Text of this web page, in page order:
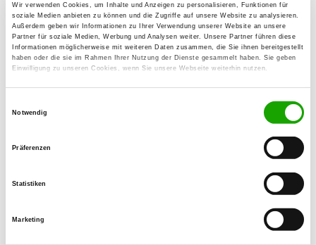
Wir verwenden Cookies, um Inhalte und Anzeigen zu personalisieren, Funktionen für
soziale Medien anbieten zu können und die Zugriffe auf unsere Website zu analysieren.
Außerdem geben wir Informationen zu Ihrer Verwendung unserer Website an unsere
Partner für soziale Medien, Werbung und Analysen weiter. Unsere Partner führen diese
Informationen möglicherweise mit weiteren Daten zusammen, die Sie ihnen bereitgestellt
haben oder die sie im Rahmen Ihrer Nutzung der Dienste gesammelt haben. Sie geben
Einwilligung zu unseren Cookies, wenn Sie unsere Webseite weiterhin nutzen.
Notwendig
Präferenzen
Statistiken
Marketing
Zuchtstätte: vom Gillrather Traum
Details
Karl-Arnold-Str. 208
52511 Geilenkirchen
Welpen zur Verfügung